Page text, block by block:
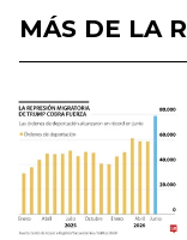
MÁS DE LA